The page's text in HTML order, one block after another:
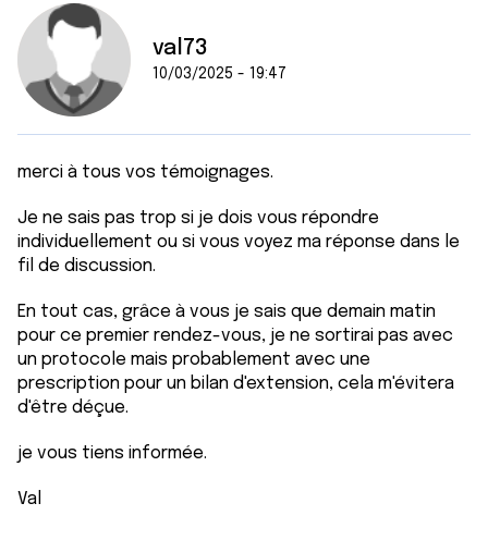
val73
10/03/2025 - 19:47
merci à tous vos témoignages.
Je ne sais pas trop si je dois vous répondre
individuellement ou si vous voyez ma réponse dans le
fil de discussion.
En tout cas, grâce à vous je sais que demain matin
pour ce premier rendez-vous, je ne sortirai pas avec
un protocole mais probablement avec une
prescription pour un bilan d'extension, cela m'évitera
d'être déçue.
je vous tiens informée.
Val